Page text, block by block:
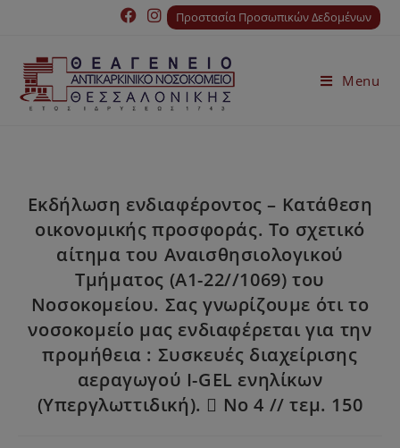
Προστασία Προσωπικών Δεδομένων
Menu
Εκδήλωση ενδιαφέροντος – Κατάθεση
οικονομικής προσφοράς. Το σχετικό
αίτημα του Αναισθησιολογικού
Τμήματος (Α1-22//1069) του
Νοσοκομείου. Σας γνωρίζουμε ότι το
νοσοκομείο μας ενδιαφέρεται για την
προμήθεια : Συσκευές διαχείρισης
αεραγωγού I-GEL ενηλίκων
(Υπεργλωττιδική).  Νο 4 // τεμ. 150